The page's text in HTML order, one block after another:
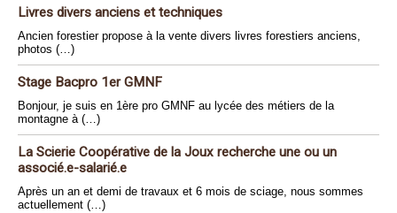
Livres divers anciens et techniques
Ancien forestier propose à la vente divers livres forestiers anciens,
photos (…)
Stage Bacpro 1er GMNF
Bonjour, je suis en 1ère pro GMNF au lycée des métiers de la
montagne à (…)
La Scierie Coopérative de la Joux recherche une ou un
associé.e-salarié.e
Après un an et demi de travaux et 6 mois de sciage, nous sommes
actuellement (…)